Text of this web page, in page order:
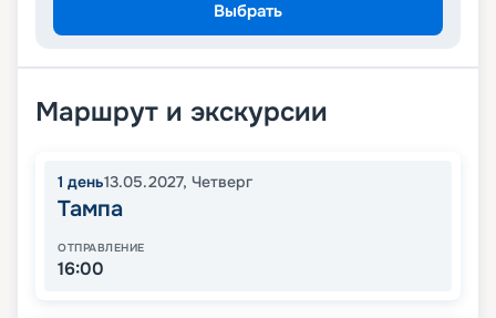
Выбрать
Маршрут и экскурсии
1 день13.05.2027, Четверг
Тампа
ОТПРАВЛЕНИЕ
16:00